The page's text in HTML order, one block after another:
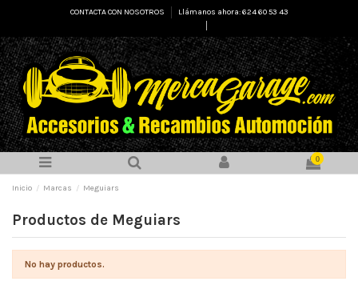
CONTACTA CON NOSOTROS
Llámanos ahora: 624 60 53 43
0
Inicio Marcas Meguiars
Productos de Meguiars
No hay productos.